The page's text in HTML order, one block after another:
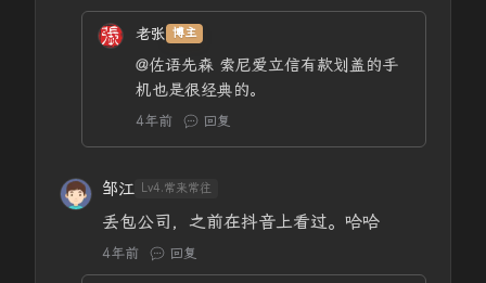
老张 博主
@佐语先森 索尼爱立信有款划盖的手
机也是很经典的。
4年前 回复
邹江 Lv4.常来常往
丢包公司，之前在抖音上看过。哈哈
4年前 回复